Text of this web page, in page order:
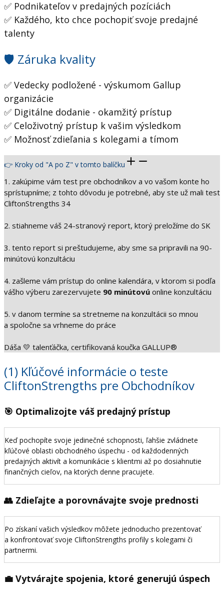
✅ Podnikateľov v predajných pozíciách
✅ Každého, kto chce pochopiť svoje predajné
talenty
🛡️ Záruka kvality
✅ Vedecky podložené - výskumom Gallup
organizácie
✅ Digitálne dodanie - okamžitý prístup
✅ Celoživotný prístup k vašim výsledkom
✅ Možnosť zdieľania s kolegami a tímom
👉 Kroky od "A po Z" v tomto balíčku
1. ⁠zakúpime vám test pre obchodníkov a vo vašom konte ho
sprístupníme; z tohto dôvodu je potrebné, aby ste už mali test
CliftonStrengths 34
2. stiahneme váš 24-stranový report, ktorý preložíme do SK
3. tento report si preštudujeme, aby sme sa pripravili na 90-
minútovú konzultáciu
4. zašleme vám prístup do online kalendára, v ktorom si podľa
vášho výberu zarezervujete 90 minútovú online konzultáciu
5. v danom termíne sa stretneme na ⁠konzultácii so mnou
a spoločne sa vrhneme do práce
Dáša 💛 talenťáčka, certifikovaná koučka GALLUP®
(1) Kľúčové informácie o teste
CliftonStrengths pre Obchodníkov
🎯 Optimalizojte váš predajný prístup
Keď pochopíte svoje jedinečné schopnosti, ľahšie zvládnete
kľúčové oblasti obchodného úspechu - od každodenných
predajných aktivít a komunikácie s klientmi až po dosiahnutie
finančných cieľov, na ktorých denne pracujete.
👥 Zdieľajte a porovnávajte svoje prednosti
Po získaní vašich výsledkov môžete jednoducho prezentovať
a konfrontovať svoje CliftonStrengths profily s kolegami či
partnermi.
💼 Vytvárajte spojenia, ktoré generujú úspech